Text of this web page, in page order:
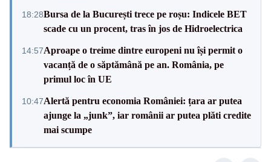
18:28Bursa de la București trece pe roșu: Indicele BET
scade cu un procent, tras în jos de Hidroelectrica
14:57Aproape o treime dintre europeni nu își permit o
vacanță de o săptămână pe an. România, pe
primul loc în UE
10:47Alertă pentru economia României: țara ar putea
ajunge la „junk”, iar românii ar putea plăti credite
mai scumpe